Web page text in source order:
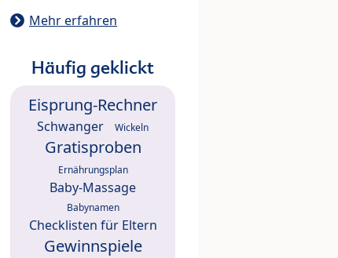
Mehr erfahren
Häufig geklickt
Eisprung-Rechner
Schwanger Wickeln
Gratisproben
Ernährungsplan
Baby-Massage
Babynamen
Checklisten für Eltern
Gewinnspiele